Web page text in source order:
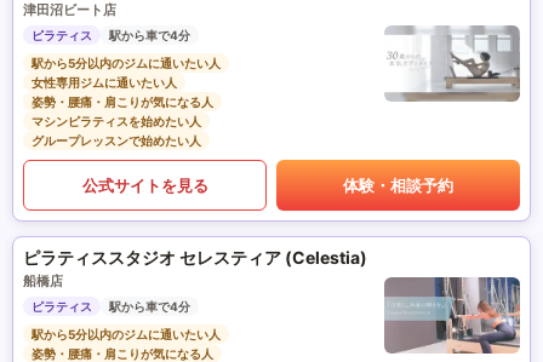
津田沼ビート店
ピラティス
駅から車で4分
駅から5分以内のジムに通いたい人
女性専用ジムに通いたい人
姿勢・腰痛・肩こりが気になる人
マシンピラティスを始めたい人
グループレッスンで始めたい人
公式サイトを見る 体験・相談予約
ピラティススタジオ セレスティア (Celestia)
船橋店
ピラティス
駅から車で4分
駅から5分以内のジムに通いたい人
姿勢・腰痛・肩こりが気になる人